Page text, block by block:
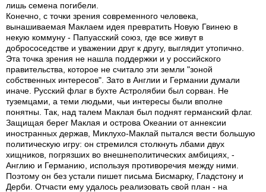
лишь семена погибели.
Конечно, с точки зрения современного человека,
вынашиваемая Маклаем идея превратить Новую Гвинею в
некую коммуну - Папуасский союз, где все живут в
добрососедстве и уважении друг к другу, выглядит утопично.
Эта точка зрения не нашла поддержки и у российского
правительства, которое не считало эти земли "зоной
собственных интересов". Зато в Англии и Германии думали
иначе. Русский флаг в бухте Астролябии был сорван. Не
туземцами, а теми людьми, чьи интересы были вполне
понятны. Так, над талем Маклая был поднят германский флаг.
Защищая берег Маклая и острова Океании от аннексии
иностранных держав, Миклухо-Маклай пытался вести большую
политическую игру: он стремился столкнуть лбами двух
хищников, погрязших во внешнеполитических амбициях, -
Англию и Германию, используя противоречия между ними.
Поэтому он без устали пишет письма Бисмарку, Гладстону и
Дерби. Отчасти ему удалось реализовать свой план - на